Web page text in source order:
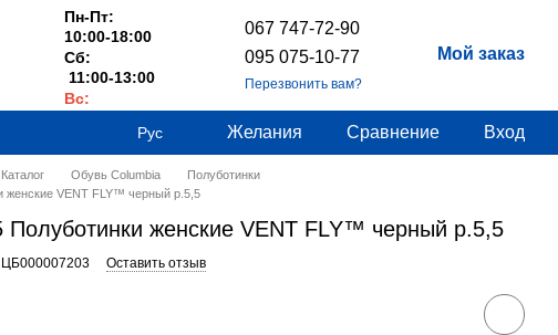
Пн-Пт:
10:00-18:00
Сб:
11:00-13:00
Вс:
067 747-72-90
095 075-10-77
Перезвонить вам?
Мой заказ
Рус Желания Сравнение Вход
Каталог Обувь Columbia
Полуботинки
женские VENT FLY™ черный р.5,5
Полуботинки женские VENT FLY™ черный р.5,5
ЦБ000007203 Оставить отзыв